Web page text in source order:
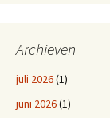
Archieven
juli 2026(1)
juni 2026(1)